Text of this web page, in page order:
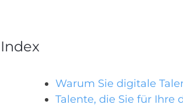
Index
Warum Sie digitale
Talente, die Sie für Ihre